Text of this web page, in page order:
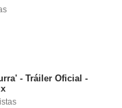
- Tráiler Oficial -